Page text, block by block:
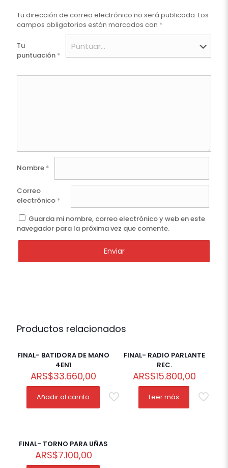
Tu dirección de correo electrónico no será publicada. Los
campos obligatorios están marcados con *
Tu
puntuación *
Nombre *
Correo
electrónico *
Guarda mi nombre, correo electrónico y web en este
navegador para la próxima vez que comente.
Productos relacionados
FINAL- BATIDORA DE MANO
4EN1
ARS$33.660,00
Añadir al carrito
FINAL- RADIO PARLANTE
REC.
ARS$15.800,00
Leer más
FINAL- TORNO PARA UÑAS
ARS$7.100,00